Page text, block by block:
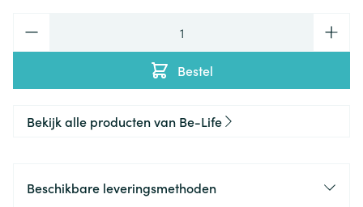
Bestel
Bekijk alle producten van Be-Life
Beschikbare leveringsmethoden